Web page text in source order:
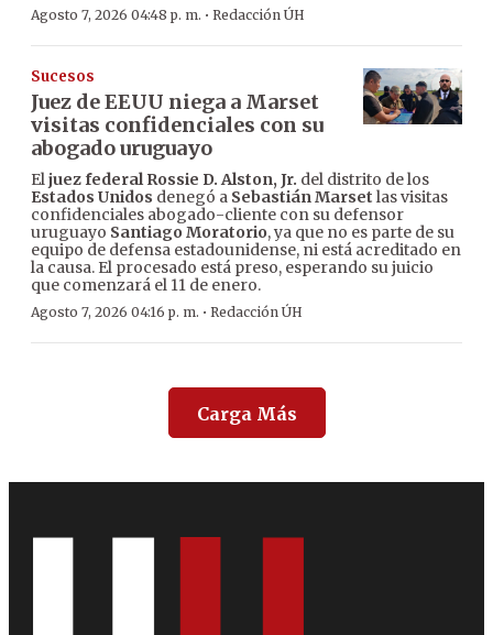
Agosto 7, 2026 04:48 p. m. · Redacción ÚH
Sucesos
Juez de EEUU niega a Marset
visitas confidenciales con su
abogado uruguayo
Eljuez federal Rossie D. Alston, Jr. del distrito de los
Estados Unidos denegó a Sebastián Marset las visitas
confidenciales abogado-cliente con su defensor
uruguayo Santiago Moratorio, ya que no es parte de su
equipo de defensa estadounidense, ni está acreditado en
la causa. El procesado está preso, esperando su juicio
que comenzará el 11 de enero.
Agosto 7, 2026 04:16 p. m. · Redacción ÚH
Carga Más